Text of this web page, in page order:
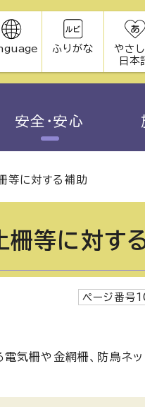
ふりがな
やさ
日本
安全・安心
等に対する補助
柵等に対す
ページ番
気柵や金網柵、防鳥ネ